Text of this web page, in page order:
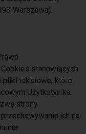
Warszawa).
stanowiących
pliki tekstowe, które
Użytkownika.
strony
ich na